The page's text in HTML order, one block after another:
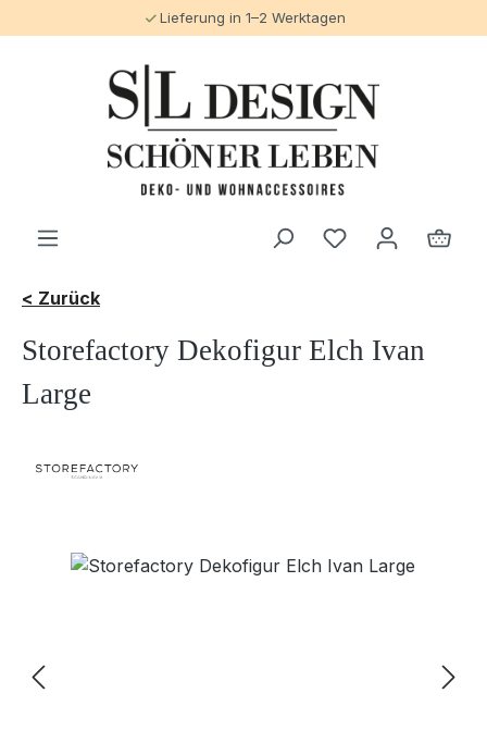
Lieferung in 1–2 Werktagen
< Zurück
Storefactory Dekofigur Elch Ivan
Large
Bildergalerie überspringen